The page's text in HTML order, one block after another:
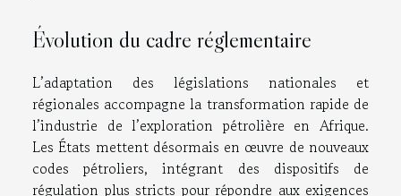
Évolution du cadre réglementaire
L’adaptation des législations nationales et
régionales accompagne la transformation rapide de
l’industrie de l’exploration pétrolière en Afrique.
Les États mettent désormais en œuvre de nouveaux
codes pétroliers, intégrant des dispositifs de
régulation plus stricts pour répondre aux exigences